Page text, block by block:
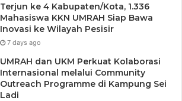
Terjun ke 4 Kabupaten/Kota, 1.336
Mahasiswa KKN UMRAH Siap Bawa
Inovasi ke Wilayah Pesisir
7 days ago
UMRAH dan UKM Perkuat Kolaborasi
Internasional melalui Community
Outreach Programme di Kampung Sei
Ladi